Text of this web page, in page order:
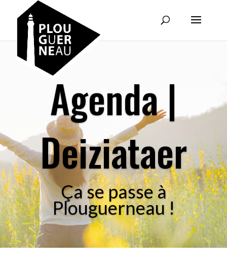
Agenda |
Deiziataer
Ça se passe à
Plouguerneau !